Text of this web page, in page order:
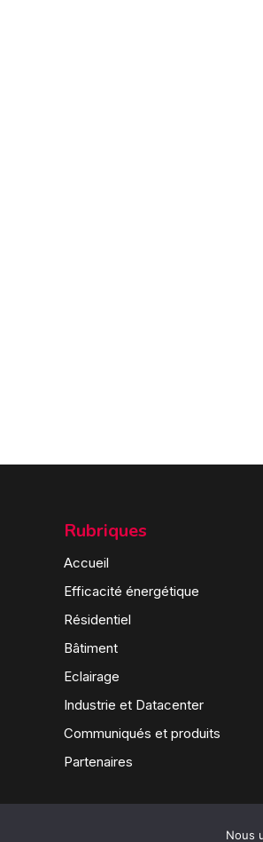
Rubriques
Accueil
Efficacité énergétique
Résidentiel
Bâtiment
Eclairage
Industrie et Datacenter
Communiqués et produits
Partenaires
Nous